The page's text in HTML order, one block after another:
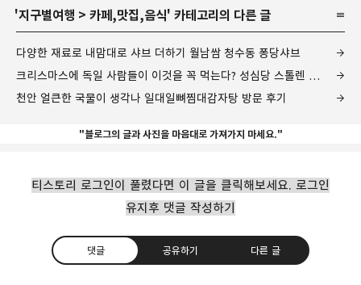
'지구별여행 > 카페,맛집,음식' 카테고리의 다른 글
다양한 재료로 내맘대로 샤브 더하기 월남쌈 청수동 퐁당샤브
크리스마스에 독일 사람들이 이것을 꼭 먹는다? 성심당 스톨렌 후기
천안 얼큰한 국물이 생각나 일대일뼈찜대감자탕 방문 후기
"블로그의 글과 사진을 마음대로 가져가지 마세요."
티스토리 로그인이 풀렸다면 이 글을 클릭해보세요. 로그인
유지후 댓글 작성하기
댓글 공유하기 다른 글